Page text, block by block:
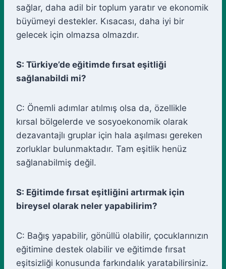
sağlar, daha adil bir toplum yaratır ve ekonomik
büyümeyi destekler. Kısacası, daha iyi bir
gelecek için olmazsa olmazdır.
S: Türkiye’de eğitimde fırsat eşitliği
sağlanabildi mi?
C: Önemli adımlar atılmış olsa da, özellikle
kırsal bölgelerde ve sosyoekonomik olarak
dezavantajlı gruplar için hala aşılması gereken
zorluklar bulunmaktadır. Tam eşitlik henüz
sağlanabilmiş değil.
S: Eğitimde fırsat eşitliğini artırmak için
bireysel olarak neler yapabilirim?
C: Bağış yapabilir, gönüllü olabilir, çocuklarınızın
eğitimine destek olabilir ve eğitimde fırsat
eşitsizliği konusunda farkındalık yaratabilirsiniz.